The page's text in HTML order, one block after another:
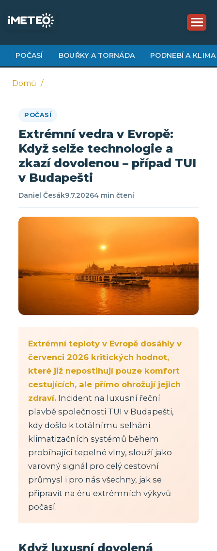
obsahu
POČASÍ BOUŘKY A TORNÁDA PODNEBÍ A KLIMA
navigace
Domů
POČASÍ
Extrémní vedra v Evropě:
Když selže technologie a
zkazí dovolenou – případ TUI
v Budapešti
Daniel Česák9.7.20264 min čtení
Extrémní teploty v Evropě dosáhly v
červenci 2026 kritických hodnot,
které již nepostihují pouze komfort
cestujících, ale přímo ohrožují jejich
zdraví. Incident na luxusní řeční
plavbě společnosti TUI v Budapešti,
kdy došlo k totálnímu selhání
klimatizačních systémů během
probíhající tepelné vlny, slouží jako
varovný signál pro celý cestovní
průmysl i pro nás všechny, jak se
připravit na éru extrémních výkyvů
počasí.
Když luxusní dovolená